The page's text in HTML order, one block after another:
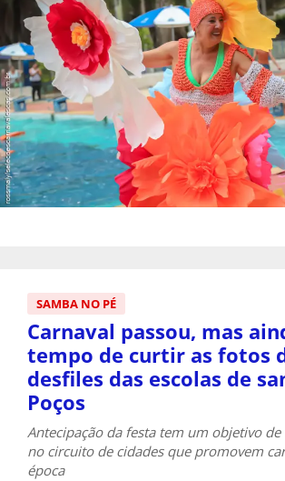
SAMBA NO PÉ
Carnaval passou, mas
tempo de curtir as fotos
desfiles das escolas de
Poços
Antecipação da festa tem um objetivo
no circuito de cidades que promovem
época